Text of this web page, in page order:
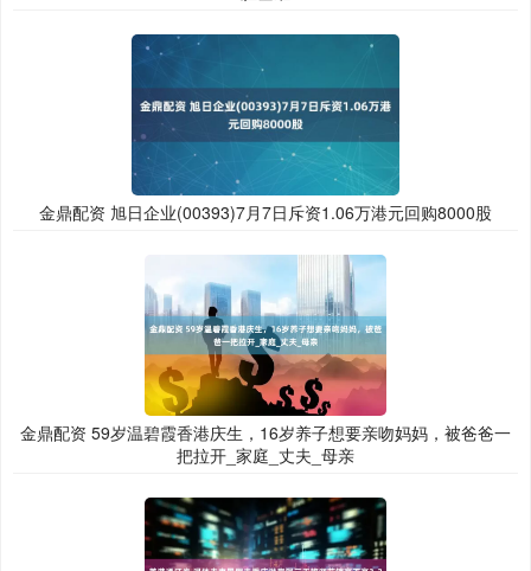
金鼎配资 旭日企业(00393)7月7日斥资1.06万港元回购8000股
金鼎配资 59岁温碧霞香港庆生，16岁养子想要亲吻妈妈，被爸爸一
把拉开_家庭_丈夫_母亲